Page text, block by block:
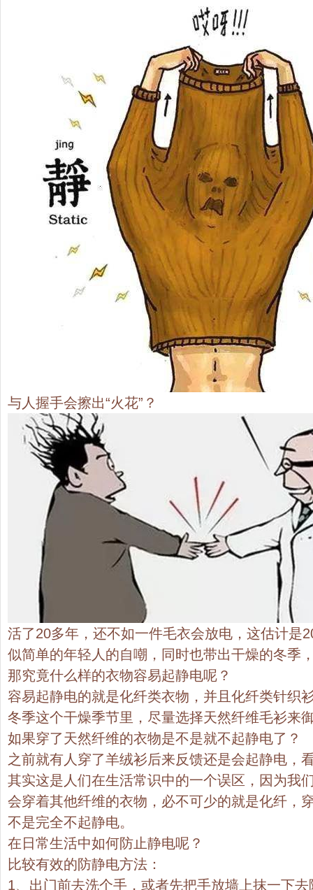
与人握手会擦出“火花”？
活了20多年，还不如一件毛衣会放电，这估计是
似简单的年轻人的自嘲，同时也带出干燥的冬季
那究竟什么样的衣物容易起静电呢？
容易起静电的就是化纤类衣物，并且化纤类针织
冬季这个干燥季节里，尽量选择天然纤维毛衫来
如果穿了天然纤维的衣物是不是就不起静电了？
之前就有人穿了羊绒衫后来反馈还是会起静电，
其实这是人们在生活常识中的一个误区，因为我
会穿着其他纤维的衣物，必不可少的就是化纤，
不是完全不起静电。
在日常生活中如何防止静电呢？
比较有效的防静电方法：
1、出门前去洗个手，或者先把手放墙上抹一下